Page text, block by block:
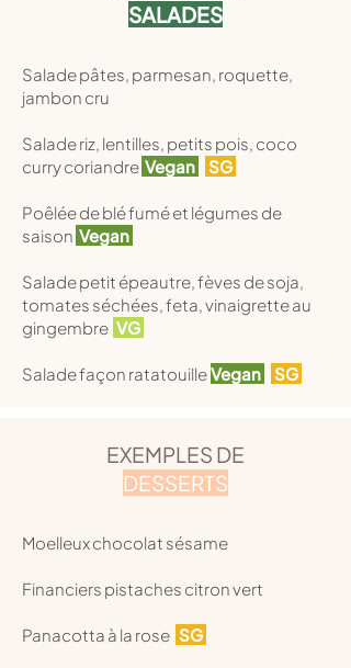
SALADES
Salade pâtes, parmesan, roquette,
jambon cru
Salade riz, lentilles, petits pois, coco
curry coriandre Vegan SG
Poêlée de blé fumé et légumes de
saison Vegan
Salade petit épeautre, fèves de soja,
tomates séchées, feta, vinaigrette au
gingembre VG
Salade façon ratatouilleVegan SG
EXEMPLES DE
DESSERTS
Moelleux chocolat sésame
Financiers pistaches citron vert
Panacotta à la rose SG